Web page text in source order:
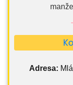
Adresa: